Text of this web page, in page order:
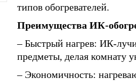
типов обогревателей.
Преимущества ИК-
– Быстрый нагрев: ИК-
предметы, делая комнату
– Экономичность: